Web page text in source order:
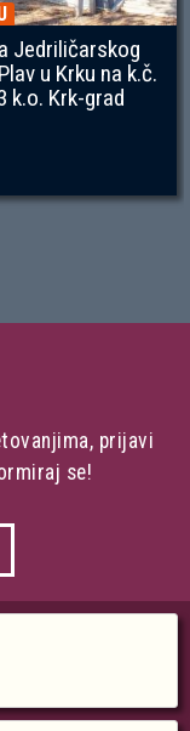
Jedriličarskog
u Krku na k.č.
k.o. Krk-grad
prijavi
se!